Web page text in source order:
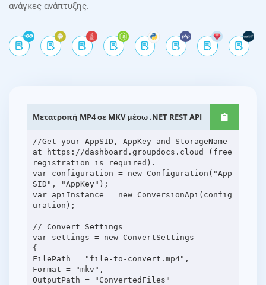
ανάγκες ανάπτυξης.
Μετατροπή MP4 σε MKV μέσω .NET REST API
//Get your AppSID, AppKey and StorageName
at https://dashboard.groupdocs.cloud (free
registration is required).
var configuration = new Configuration("App
SID", "AppKey");
var apiInstance = new ConversionApi(config
uration);
// Convert Settings
var settings = new ConvertSettings
{
FilePath = "file-to-convert.mp4",
Format = "mkv",
OutputPath = "ConvertedFiles"